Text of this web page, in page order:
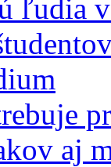
ľudia
aj